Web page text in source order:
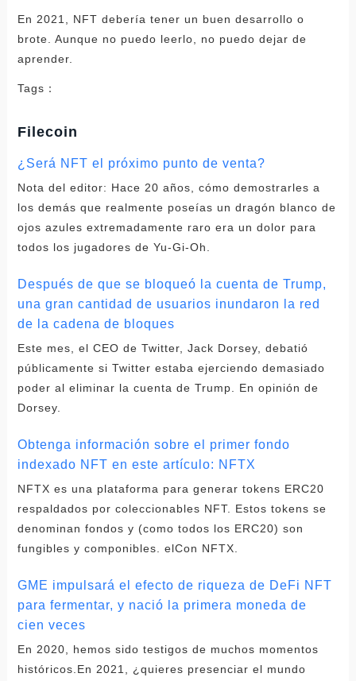
En 2021, NFT debería tener un buen desarrollo o
brote. Aunque no puedo leerlo, no puedo dejar de
aprender.
Tags：
Filecoin
¿Será NFT el próximo punto de venta?
Nota del editor: Hace 20 años, cómo demostrarles a
los demás que realmente poseías un dragón blanco de
ojos azules extremadamente raro era un dolor para
todos los jugadores de Yu-Gi-Oh.
Después de que se bloqueó la cuenta de Trump,
una gran cantidad de usuarios inundaron la red
de la cadena de bloques
Este mes, el CEO de Twitter, Jack Dorsey, debatió
públicamente si Twitter estaba ejerciendo demasiado
poder al eliminar la cuenta de Trump. En opinión de
Dorsey.
Obtenga información sobre el primer fondo
indexado NFT en este artículo: NFTX
NFTX es una plataforma para generar tokens ERC20
respaldados por coleccionables NFT. Estos tokens se
denominan fondos y (como todos los ERC20) son
fungibles y componibles. elCon NFTX.
GME impulsará el efecto de riqueza de DeFi NFT
para fermentar, y nació la primera moneda de
cien veces
En 2020, hemos sido testigos de muchos momentos
históricos.En 2021, ¿quieres presenciar el mundo